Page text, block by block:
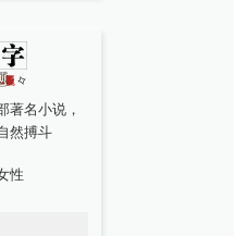
著名小说，
然搏斗
性